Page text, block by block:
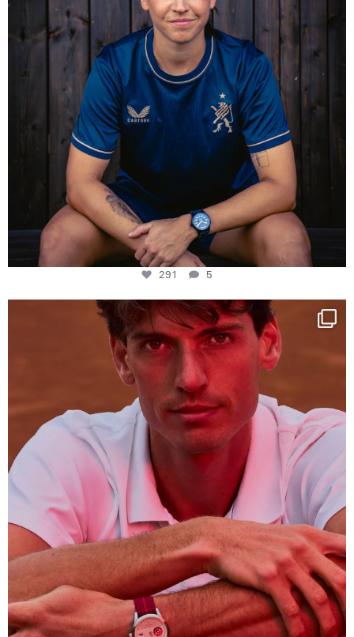
291 5
One last dance at home
This week at...
321
9